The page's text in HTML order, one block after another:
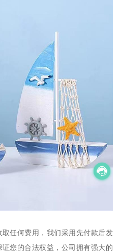
任何费用，我们采用先付款后发
您的合法权益，公司拥有强大的